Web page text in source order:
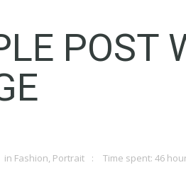
POST
in Fashion, Portrait Time spent: 46